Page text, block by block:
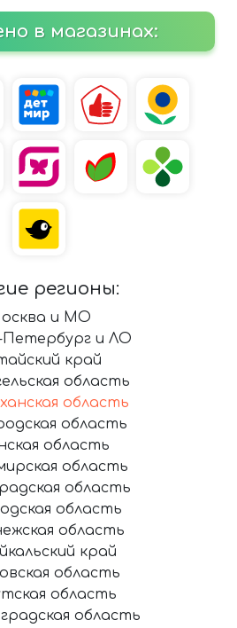
в магазинах:
регионы:
и МО
и ЛО
край
область
область
область
область
область
область
область
область
край
область
область
область